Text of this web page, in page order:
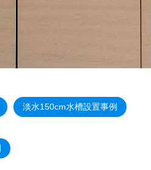
淡水150cm水槽設置事例